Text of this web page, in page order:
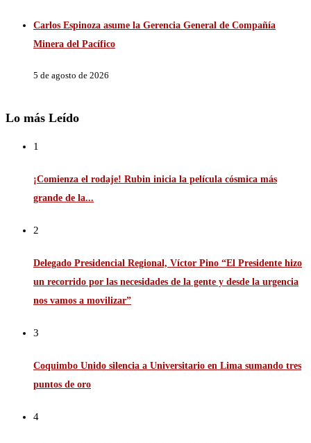
Carlos Espinoza asume la Gerencia General de Compañía
Minera del Pacífico
5 de agosto de 2026
Lo más Leído
1
¡Comienza el rodaje! Rubin inicia la película cósmica más
grande de la...
2
Delegado Presidencial Regional, Víctor Pino “El Presidente hizo
un recorrido por las necesidades de la gente y desde la urgencia
nos vamos a movilizar”
3
Coquimbo Unido silencia a Universitario en Lima sumando tres
puntos de oro
4